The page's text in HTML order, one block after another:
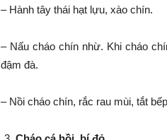
– Hành tây thái hạt lựu, xào chín.
– Nấu cháo chín nhừ. Khi cháo
đậm đà.
– Nồi cháo chín, rắc rau mùi, tắt